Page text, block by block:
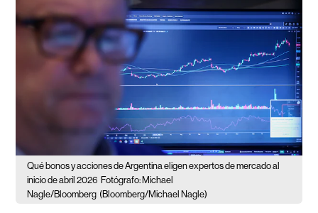
Qué bonos y acciones de Argentina eligen expertos de mercado al
inicio de abril 2026 Fotógrafo: Michael
Nagle/Bloomberg (Bloomberg/Michael Nagle)